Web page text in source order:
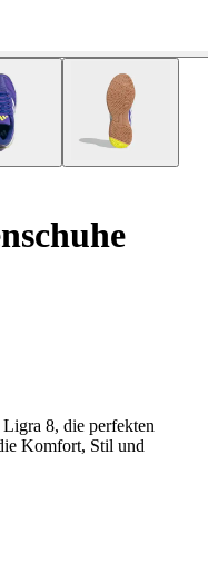
8, die perfekten
Komfort, Stil und